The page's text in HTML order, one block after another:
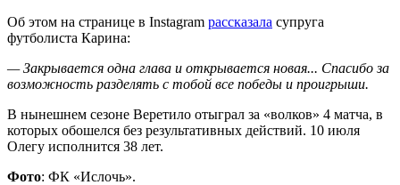
Об этом на странице в Instagram рассказала супруга
футболиста Карина:
— Закрывается одна глава и открывается новая... Спасибо за
возможность разделять с тобой все победы и проигрыши.
В нынешнем сезоне Веретило отыграл за «волков» 4 матча, в
которых обошелся без результативных действий. 10 июля
Олегу исполнится 38 лет.
Фото: ФК «Ислочь».